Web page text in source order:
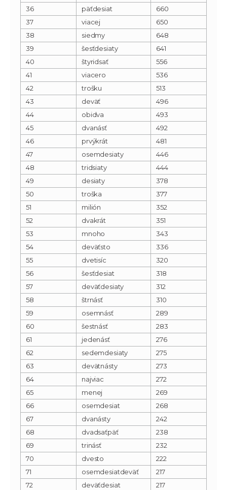
36
päťdesiat
660
37
viacej
650
38
siedmy
648
39
šesťdesiaty
641
40
štyridsať
556
41
viacero
536
42
trošku
513
43
deväť
496
44
obidva
493
45
dvanásť
492
46
prvýkrát
481
47
osemdesiaty
446
48
tridsiaty
444
49
desiaty
378
50
troška
377
51
milión
352
52
dvakrát
351
53
mnoho
343
54
deväťsto
336
55
dvetisíc
320
56
šesťdesiat
318
57
deväťdesiaty
312
58
štrnásť
310
59
osemnásť
289
60
šestnásť
283
61
jedenásť
276
62
sedemdesiaty
275
63
devätnásty
273
64
najviac
272
65
menej
269
66
osemdesiat
268
67
dvanásty
242
68
dvadsaťpäť
238
69
trinásť
232
70
dvesto
222
71
osemdesiatdeväť
217
72
deväťdesiat
217